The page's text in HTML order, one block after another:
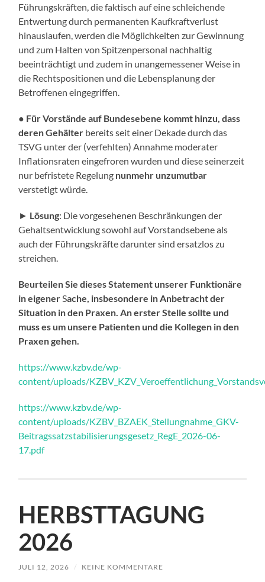
Führungskräften, die faktisch auf eine schleichende
Entwertung durch permanenten Kaufkraftverlust
hinauslaufen, werden die Möglichkeiten zur Gewinnung
und zum Halten von Spitzenpersonal nachhaltig
beeinträchtigt und zudem in unangemessener Weise in
die Rechtspositionen und die Lebensplanung der
Betroffenen eingegriffen.
● Für Vorstände auf Bundesebene kommt hinzu, dass
deren Gehälter bereits seit einer Dekade durch das
TSVG unter der (verfehlten) Annahme moderater
Inflationsraten eingefroren wurden und diese seinerzeit
nur befristete Regelung nunmehr unzumutbar
verstetigt würde.
► Lösung: Die vorgesehenen Beschränkungen der
Gehaltsentwicklung sowohl auf Vorstandsebene als
auch der Führungskräfte darunter sind ersatzlos zu
streichen.
Beurteilen Sie dieses Statement unserer Funktionäre
in eigener Sache, insbesondere in Anbetracht der
Situation in den Praxen. An erster Stelle sollte und
muss es um unsere Patienten und die Kollegen in den
Praxen gehen.
https://www.kzbv.de/wp-
content/uploads/
https://www.kzbv.de/wp-
content/uploads/KZBV_BZAEK_Stellungnahme_GKV-
Beitragssatzstabilisierungsgesetz_RegE_2026-06-
17.pdf
HERBSTTAGUNG
2026
JULI 12, 2026 / KEINE KOMMENTARE